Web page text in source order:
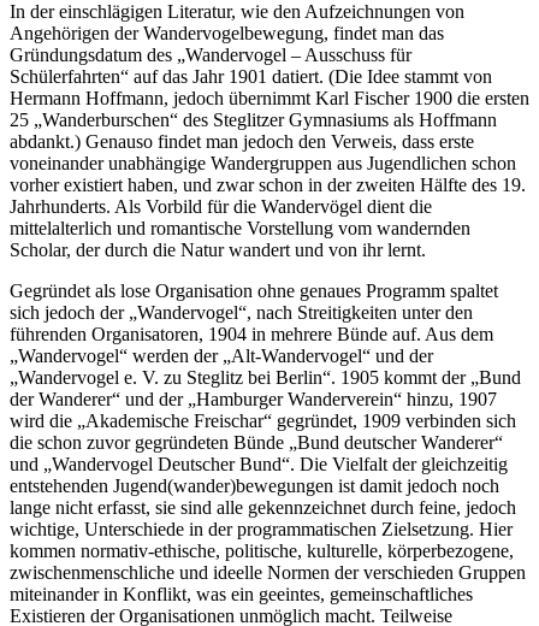
In der einschlägigen Literatur, wie den Aufzeichnungen von
Angehörigen der Wandervogelbewegung, findet man das
Gründungsdatum des „Wandervogel – Ausschuss für
Schülerfahrten“ auf das Jahr 1901 datiert. (Die Idee stammt von
Hermann Hoffmann, jedoch übernimmt Karl Fischer 1900 die ersten
25 „Wanderburschen“ des Steglitzer Gymnasiums als Hoffmann
abdankt.) Genauso findet man jedoch den Verweis, dass erste
voneinander unabhängige Wandergruppen aus Jugendlichen schon
vorher existiert haben, und zwar schon in der zweiten Hälfte des 19.
Jahrhunderts. Als Vorbild für die Wandervögel dient die
mittelalterlich und romantische Vorstellung vom wandernden
Scholar, der durch die Natur wandert und von ihr lernt.
Gegründet als lose Organisation ohne genaues Programm spaltet
sich jedoch der „Wandervogel“, nach Streitigkeiten unter den
führenden Organisatoren, 1904 in mehrere Bünde auf. Aus dem
„Wandervogel“ werden der „Alt-Wandervogel“ und der
„Wandervogel e. V. zu Steglitz bei Berlin“. 1905 kommt der „Bund
der Wanderer“ und der „Hamburger Wanderverein“ hinzu, 1907
wird die „Akademische Freischar“ gegründet, 1909 verbinden sich
die schon zuvor gegründeten Bünde „Bund deutscher Wanderer“
und „Wandervogel Deutscher Bund“. Die Vielfalt der gleichzeitig
entstehenden Jugend(wander)bewegungen ist damit jedoch noch
lange nicht erfasst, sie sind alle gekennzeichnet durch feine, jedoch
wichtige, Unterschiede in der programmatischen Zielsetzung. Hier
kommen normativ-ethische, politische, kulturelle, körperbezogene,
zwischenmenschliche und ideelle Normen der verschieden Gruppen
miteinander in Konflikt, was ein geeintes, gemeinschaftliches
Existieren der Organisationen unmöglich macht. Teilweise